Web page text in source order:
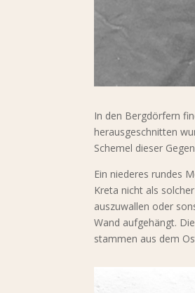
In den Bergdörfern
herausgeschnitten
Schemel dieser
Ein niederes rundes
Kreta nicht als
auszuwallen oder
Wand aufgehängt.
stammen aus dem